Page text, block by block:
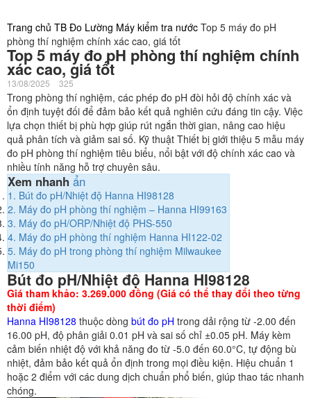
Trang chủ TB Đo Lường Máy kiểm tra nước Top 5 máy đo pH
phòng thí nghiệm chính xác cao, giá tốt
Top 5 máy đo pH phòng thí nghiệm chính
xác cao, giá tốt
13/08/2025 325
Trong phòng thí nghiệm, các phép đo pH đòi hỏi độ chính xác và
ổn định tuyệt đối để đảm bảo kết quả nghiên cứu đáng tin cậy. Việc
lựa chọn thiết bị phù hợp giúp rút ngắn thời gian, nâng cao hiệu
quả phân tích và giảm sai số. Kỹ thuật Thiết bị giới thiệu 5 mẫu máy
đo pH phòng thí nghiệm tiêu biểu, nổi bật với độ chính xác cao và
nhiều tính năng hỗ trợ chuyên sâu.
Xem nhanh ẩn
1. Bút đo pH/Nhiệt độ Hanna HI98128
2. Máy đo pH phòng thí nghiệm – Hanna HI99163
3. Máy đo pH/ORP/Nhiệt độ PHS-550
4. Máy đo pH phòng thí nghiệm Hanna HI122-02
5. Máy đo pH trong phòng thí nghiệm Milwaukee
Mi150
Bút đo pH/Nhiệt độ Hanna HI98128
Giá tham khảo: 3.269.000 đồng (Giá có thể thay đổi theo từng
thời điểm)
Hanna HI98128 thuộc dòng bút đo pH trong dải rộng từ -2.00 đến
16.00 pH, độ phân giải 0.01 pH và sai số chỉ ±0.05 pH. Máy kèm
cảm biến nhiệt độ với khả năng đo từ -5.0 đến 60.0°C, tự động bù
nhiệt, đảm bảo kết quả ổn định trong mọi điều kiện. Hiệu chuẩn 1
hoặc 2 điểm với các dung dịch chuẩn phổ biến, giúp thao tác nhanh
chóng.